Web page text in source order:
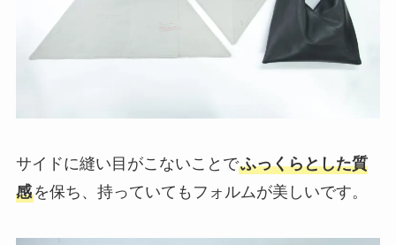
サイドに縫い目がこないことでふっくらとした質
感を保ち、持っていてもフォルムが美しいです。